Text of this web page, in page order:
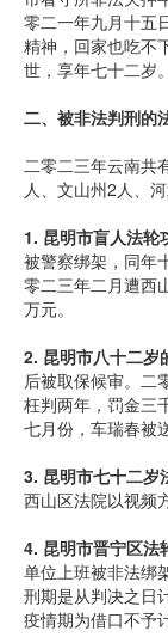
零二一年九月十五
精神，回家也吃不
世，享年七十二岁。
二、被非法判刑的
二零二三年云南共
人、文山州2人、河
1. 昆明市盲人法轮
被警察绑架，同年
零二三年二月遭西
万元。
2. 昆明市八十二岁
后被取保候审。二
枉判两年，罚金三
七月份，车瑞春被
3. 昆明市七十二岁
西山区法院以视频
4. 昆明市晋宁区法
单位上班被非法绑
刑期是从判决之日
疫情期为借口不予